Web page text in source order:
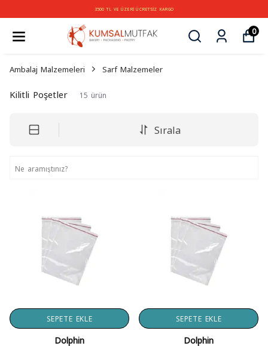
3500 TL VE ÜZERİ ÜCRETSİZ KARGO
0
Ambalaj Malzemeleri Sarf Malzemeler
Kilitli Poşetler 15 ürün
Sırala
SEPETE EKLE
Dolphin
SEPETE EKLE
Dolphin